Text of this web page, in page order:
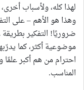
لهذا كله، ولأسباب
وهذا هو الأهم – على
ضروريًا! التفكير
موضوعية أكثر، كما
احترام من هم أكبر
المناسب.